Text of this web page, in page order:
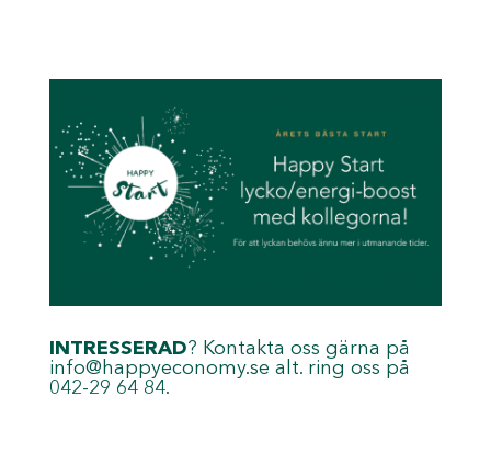
INTRESSERAD? Kontakta oss gärna på
info@happyeconomy.se alt. ring oss på
042-29 64 84.